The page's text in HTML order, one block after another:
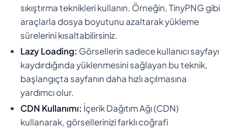
sıkıştırma teknikleri kullanın. Örneğin, TinyPNG gibi
araçlarla dosya boyutunu azaltarak yükleme
sürelerini kısaltabilirsiniz.
Lazy Loading: Görsellerin sadece kullanıcı sayfayı
kaydırdığında yüklenmesini sağlayan bu teknik,
başlangıçta sayfanın daha hızlı açılmasına
yardımcı olur.
CDN Kullanımı: İçerik Dağıtım Ağı (CDN)
kullanarak, görsellerinizi farklı coğrafi